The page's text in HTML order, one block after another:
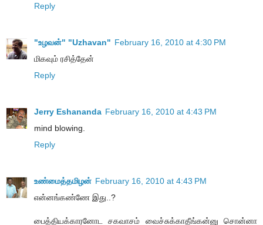
Reply
"உழவன்" "Uzhavan" February 16, 2010 at 4:30 PM
மிகவும் ரசித்தேன்
Reply
Jerry Eshananda February 16, 2010 at 4:43 PM
mind blowing.
Reply
உண்மைத்தமிழன் February 16, 2010 at 4:43 PM
என்னங்கண்ணே இது..?
பைத்தியக்காரனோட சகவாசம் வைச்சுக்காதீங்கன்னு சொன்னா